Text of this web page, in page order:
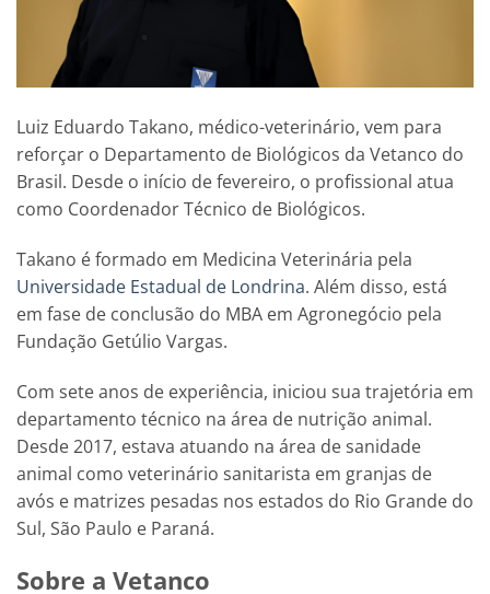
Luiz Eduardo Takano, médico-veterinário, vem para
reforçar o Departamento de Biológicos da Vetanco do
Brasil. Desde o início de fevereiro, o profissional atua
como Coordenador Técnico de Biológicos.
Takano é formado em Medicina Veterinária pela
Universidade Estadual de Londrina. Além disso, está
em fase de conclusão do MBA em Agronegócio pela
Fundação Getúlio Vargas.
Com sete anos de experiência, iniciou sua trajetória em
departamento técnico na área de nutrição animal.
Desde 2017, estava atuando na área de sanidade
animal como veterinário sanitarista em granjas de
avós e matrizes pesadas nos estados do Rio Grande do
Sul, São Paulo e Paraná.
Sobre a Vetanco